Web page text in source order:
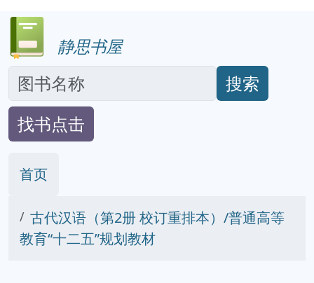
静思书屋
搜索
找书点击
首页
古代汉语（第2册 校订重排本）/普通高等
教育“十二五”规划教材